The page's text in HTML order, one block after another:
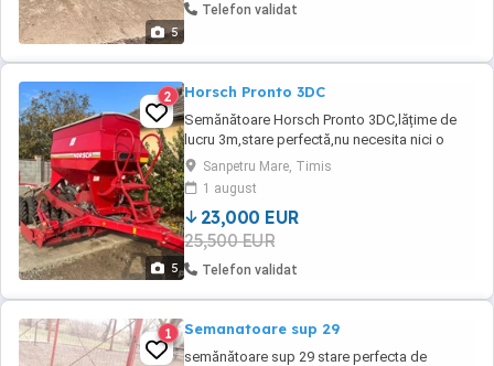
5
Telefon validat
5
2 Horsch Pronto 3DC
Semănătoare Horsch Pronto 3DC,lățime de
lucru 3m,stare perfectă,nu necesita nici o
investiție,au fost schimbate discurile de
semănat și de pregătit cu unele noi,cu care s-
a lucrat 40ha,buncărul este cu înălțător,intra
2500kg in ea,toate furtunele noi,toți senzorii
noi,cauciucuri spumate,schimbati rulmenți ...
Sanpetru Mare, Timis
1 august
23,000 EUR
25,500 EUR
Telefon validat
1 Semanatoare sup 29
semănătoare sup 29 stare perfecta de